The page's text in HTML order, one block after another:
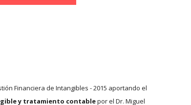
Financiera de Intangibles - 2015 aportando el
y tratamiento contable por el Dr. Miguel